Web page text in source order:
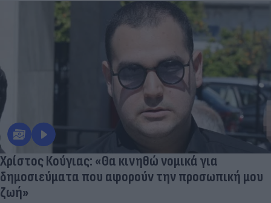
Χρίστος Κούγιας: «Θα κινηθώ νομικά για
δημοσιεύματα που αφορούν την προσωπική μου
ζωή»